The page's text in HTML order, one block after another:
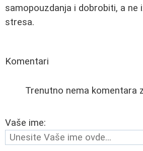
samopouzdanja i dobrobiti, a ne
stresa.
Komentari
Trenutno nema komentara
Vaše ime: